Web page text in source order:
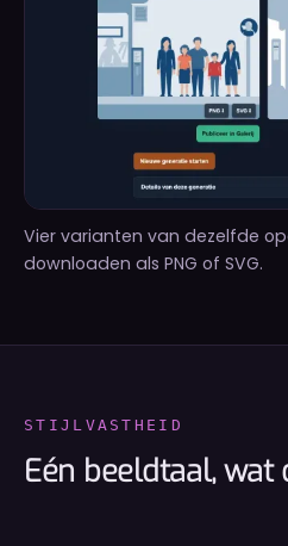
Vier varianten van dezelfde
downloaden als PNG of SVG.
STIJLVASTHEID
Eén beeldtaal,